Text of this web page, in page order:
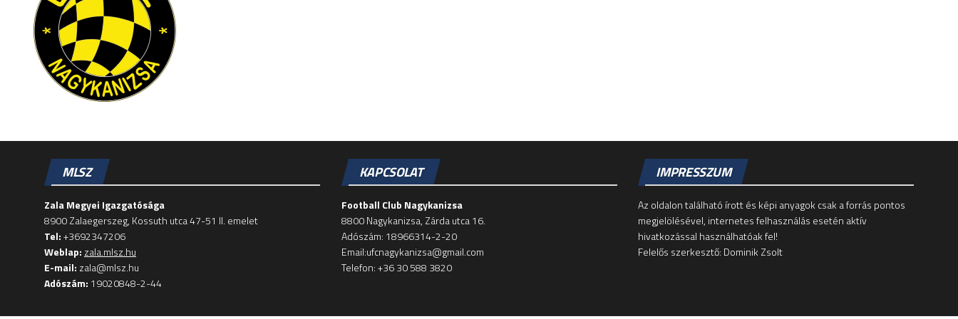
MLSZ
Zala Megyei Igazgatósága
8900 Zalaegerszeg, Kossuth utca 47-51 II. emelet
Tel:+3692347206
Weblap: zala.mlsz.hu
E-mail: zala@mlsz.hu
Adószám: 19020848-2-44
KAPCSOLAT
Football Club Nagykanizsa
8800 Nagykanizsa, Zárda utca 16.
Adószám: 18966314-2-20
Email:ufcnagykanizsa@gmail.com
Telefon: +36 30 588 3820
IMPRESSZUM
Az oldalon található írott és képi anyagok csak a forrás pontos
megjelölésével, internetes felhasználás esetén aktív
hivatkozással használhatóak fel!
Felelős szerkesztő: Dominik Zsolt